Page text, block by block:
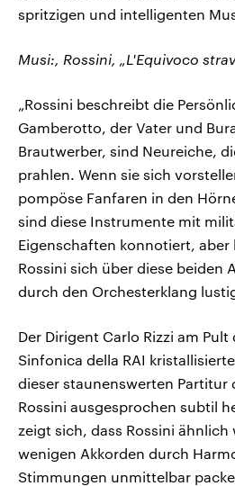
spritzigen und intelligenten
Musi:, Rossini, „L'Equivoco
„Rossini beschreibt die
Gamberotto, der Vater und
Brautwerber, sind Neureiche,
prahlen. Wenn sie sich
pompöse Fanfaren in den
sind diese Instrumente mit
Eigenschaften konnotiert, aber
Rossini sich über diese beiden
durch den Orchesterklang
Der Dirigent Carlo Rizzi am Pult
Sinfonica della RAI
dieser staunenswerten Partitur
Rossini ausgesprochen subtil
zeigt sich, dass Rossini ähnlich
wenigen Akkorden durch
Stimmungen unmittelbar